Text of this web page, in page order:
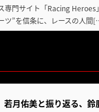
門サイト「Racing Heroes
ツ”を信条に、レースの人間
若月佑美と振り返る、